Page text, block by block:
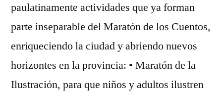
paulatinamente actividades que ya forman
parte inseparable del Maratón de los Cuentos,
enriqueciendo la ciudad y abriendo nuevos
horizontes en la provincia: • Maratón de la
Ilustración, para que niños y adultos ilustren